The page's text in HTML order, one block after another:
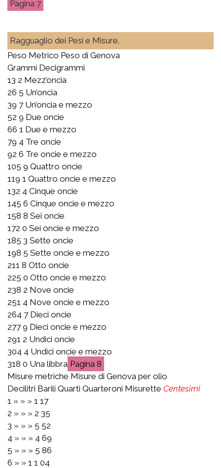
7
Ragguaglio dei Pesi e Misure.
Peso Metrico Peso di Genova
Grammi Decigrammi
13 2 Mezz’oncia
26 5 Un’oncia
39 7 Un’oncia e mezzo
52 9 Due oncie
66 1 Due e mezzo
79 4 Tre oncie
92 6 Tre oncie e mezzo
105 9 Quattro oncie
119 1 Quattro oncie e mezzo
132 4 Cinque oncie
145 6 Cinque oncie e mezzo
158 8 Sei oncie
172 0 Sei oncie e mezzo
185 3 Sette oncie
198 5 Sette oncie e mezzo
211 8 Otto oncie
225 0 Otto oncie e mezzo
238 2 Nove oncie
251 4 Nove oncie e mezzo
264 7 Dieci oncie
277 9 Dieci oncie e mezzo
291 2 Undici oncie
304 4 Undici oncie e mezzo
318 0 Una libbra
8
Misure metriche Misure di Genova per olio
Decilitri Barili Quarti Quarteroni Misurette Centesimi
1 » » » 1 17
2 » » » 2 35
3 » » » 5 52
4 » » » 4 69
5 » » » 5 86
6 » » 1 1 04